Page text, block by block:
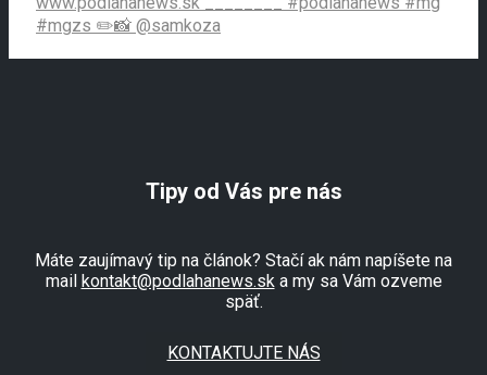
Tipy od Vás pre nás
Máte zaujímavý tip na článok? Stačí ak nám napíšete na
mail kontakt@podlahanews.ska my sa Vám ozveme
späť.
KONTAKTUJTE NÁS